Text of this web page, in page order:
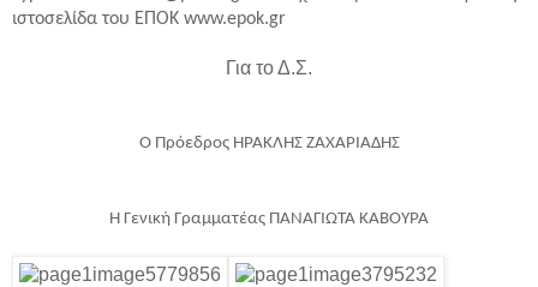
ιστοσελίδα του ΕΠΟΚ www.epok.gr
Για το Δ.Σ.
Ο Πρόεδρος ΗΡΑΚΛΗΣ ΖΑΧΑΡΙΑΔΗΣ
Η Γενική Γραμματέας ΠΑΝΑΓΙΩΤΑ ΚΑΒΟΥΡΑ